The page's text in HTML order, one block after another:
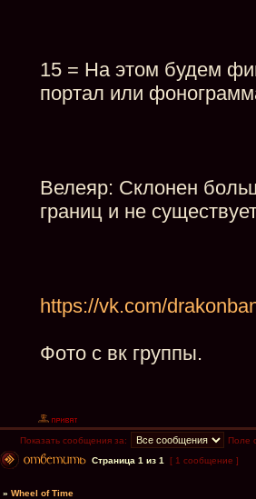
15 = На этом будем
портал или
Велеяр: Склонен
границ и не
https://vk.com/
Фото с вк группы.
Показать сообщения за:
Поле
Страница 1 из 1 [ 1 сообщение ]
» Wheel of Time